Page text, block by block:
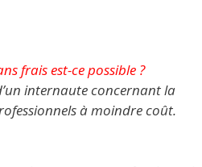
frais est-ce possible ?
internaute concernant la
à moindre coût.